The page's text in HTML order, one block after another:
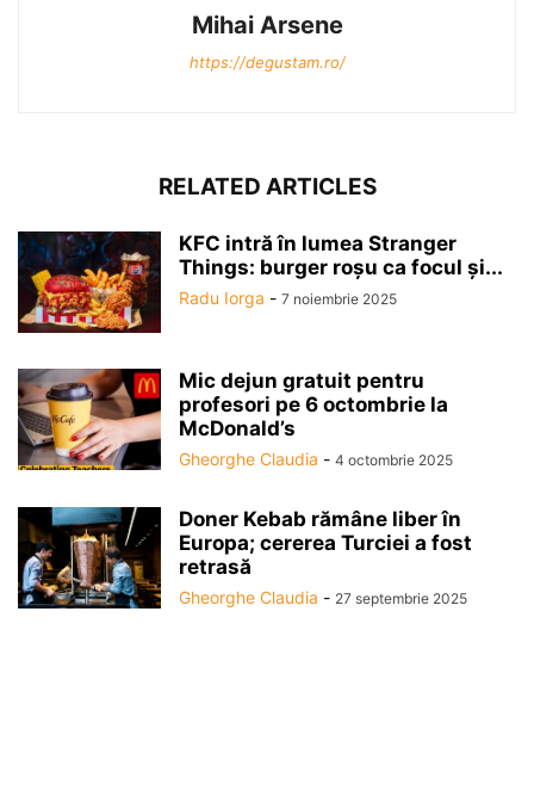
Mihai Arsene
https://degustam.ro/
RELATED ARTICLES
KFC intră în lumea Stranger
Things: burger roșu ca focul și...
Radu Iorga - 7 noiembrie 2025
Mic dejun gratuit pentru
profesori pe 6 octombrie la
McDonald’s
Gheorghe Claudia - 4 octombrie 2025
Doner Kebab rămâne liber în
Europa; cererea Turciei a fost
retrasă
Gheorghe Claudia - 27 septembrie 2025